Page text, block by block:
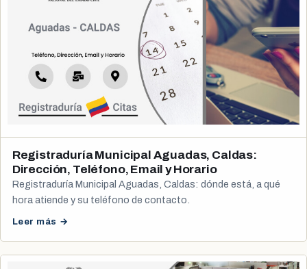
Registraduría Municipal Aguadas, Caldas:
Dirección, Teléfono, Email y Horario
Registraduría Municipal Aguadas, Caldas: dónde está, a qué
hora atiende y su teléfono de contacto.
Leer más →